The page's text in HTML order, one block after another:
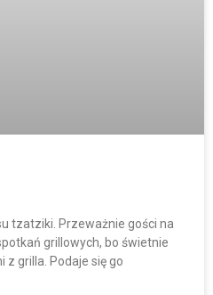
tzatziki. Przeważnie gości na
grillowych, bo świetnie
z grilla. Podaje się go